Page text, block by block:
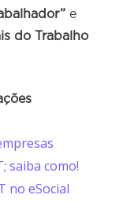
e
do Trabalho
saiba como!
no eSocial